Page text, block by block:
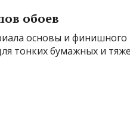
обоев
основы и
тонких бумажных и